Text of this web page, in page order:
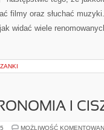
filmy oraz słuchać
widać wiele
I
MOŻLIWOŚĆ